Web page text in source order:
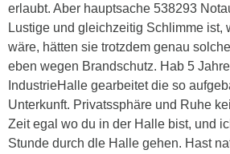
erlaubt. Aber hauptsache 538293
Lustige und gleichzeitig Schlimme ist,
wäre, hätten sie trotzdem genau
eben wegen Brandschutz. Hab 5
IndustrieHalle gearbeitet die so
Unterkunft. Privatssphäre und Ruhe
Zeit egal wo du in der Halle bist, und
Stunde durch dle Halle gehen. Hast